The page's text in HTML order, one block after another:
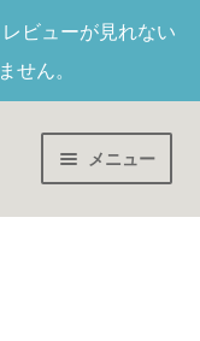
ビューが見れない
せん。
メニュー